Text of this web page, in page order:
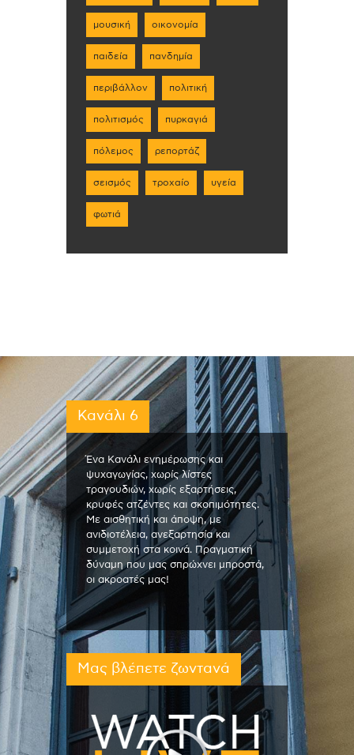
μουσική οικονομία
παιδεία πανδημία
περιβάλλον πολιτική
πολιτισμός πυρκαγιά
πόλεμος ρεπορτάζ
σεισμός τροχαίο υγεία
φωτιά
Κανάλι 6
Ένα Κανάλι ενημέρωσης και
ψυχαγωγίας, χωρίς λίστες
τραγουδιών, χωρίς εξαρτήσεις,
κρυφές ατζέντες και σκοπιμότητες.
Με αισθητική και άποψη, με
ανιδιοτέλεια, ανεξαρτησία και
συμμετοχή στα κοινά. Πραγματική
δύναμη που μας σπρώχνει μπροστά,
οι ακροατές μας!
Μας βλέπετε ζωντανά